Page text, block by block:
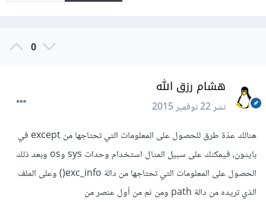
0
هشام رزق الله
نشر22 نوفمبر 2015
هنالك عدّة طرق للحصول على المعلومات التي تحتاجها من except في
بايثون، فيمكنك على سبيل المثال استخدام وحدات sys وos وبعد ذلك
الحصول على المعلومات التي تحتاجها من دالة exc_info() وعلى الملف
الذي تريده من دالة path ومن ثم من أول عنصر من